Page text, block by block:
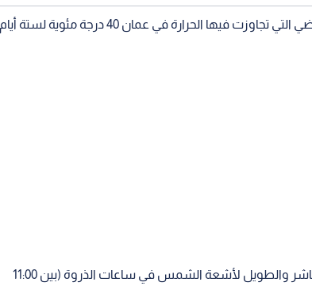
وتعد هذه الموجة أقل شدة مقارنة بموجة العام الماضي التي تجاوزت فيها الحرارة في عمان 40 درجة مئوية لستة أيام
ودعت الجهات المعنية إلى ضرورة تجنب التعرض المباشر والطويل لأشعة الشمس في ساعات الذروة (بين 11:00